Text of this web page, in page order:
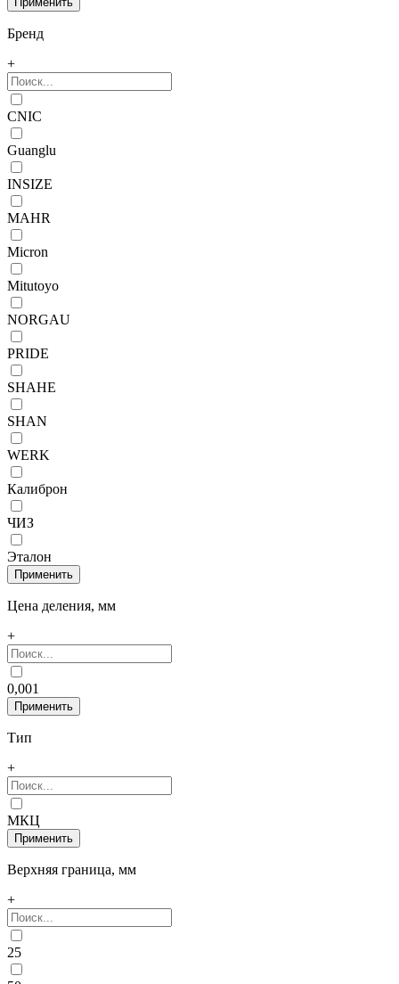
Бренд
+
CNIC
Guanglu
INSIZE
MAHR
Micron
Mitutoyo
NORGAU
PRIDE
SHAHE
SHAN
WERK
Калиброн
ЧИЗ
Эталон
Цена деления, мм
+
0,001
Тип
+
МКЦ
Верхняя граница, мм
+
25